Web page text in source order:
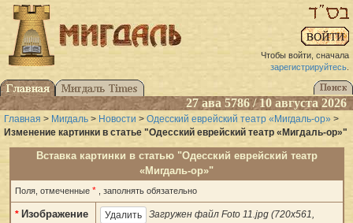
Чтобы войти, сначала
зарегистрируйтесь.
27 ава 5786 / 10 августа 2026
Главная > Мигдаль > Новости > Одесский еврейский театр «Мигдаль-ор» >
Изменение картинки в статье "Одесский еврейский театр «Мигдаль-ор»"
Вставка картинки в статью "Одесский еврейский театр
«Мигдаль-ор»"
Поля, отмеченные * , заполнять обязательно
* Изображение
Загружен файл Foto 11.jpg (720x561,